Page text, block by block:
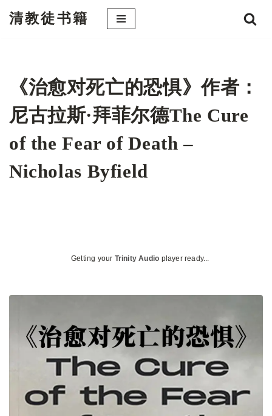
清教徒书籍
《治愈对死亡的恐惧》作者：
尼古拉斯·拜菲尔德The Cure
of the Fear of Death –
Nicholas Byfield
Getting your Trinity Audio player ready...